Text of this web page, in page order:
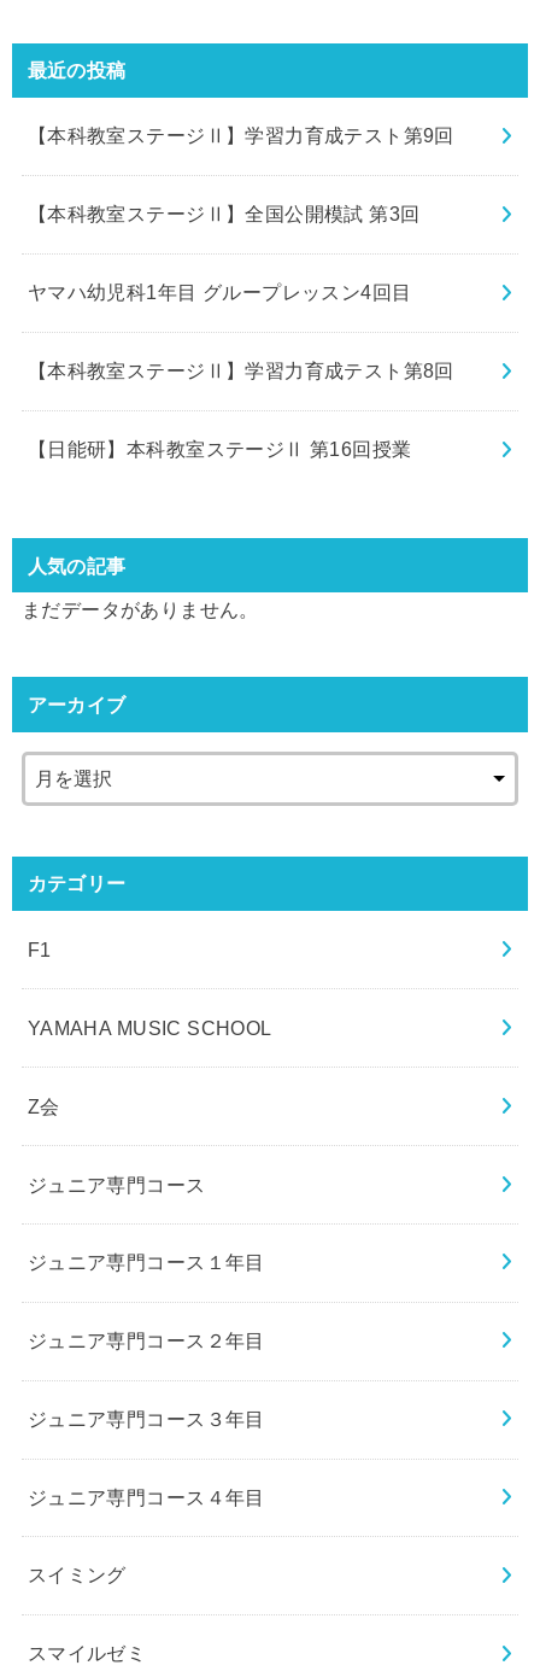
最近の投稿
【本科教室ステージⅡ】学習力育成テスト第9回
【本科教室ステージⅡ】全国公開模試 第3回
ヤマハ幼児科1年目 グループレッスン4回目
【本科教室ステージⅡ】学習力育成テスト第8回
【日能研】本科教室ステージⅡ 第16回授業
人気の記事
まだデータがありません。
アーカイブ
カテゴリー
F1
YAMAHA MUSIC SCHOOL
Z会
ジュニア専門コース
ジュニア専門コース１年目
ジュニア専門コース２年目
ジュニア専門コース３年目
ジュニア専門コース４年目
スイミング
スマイルゼミ